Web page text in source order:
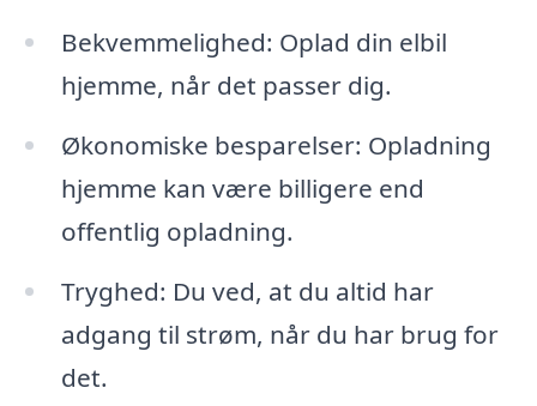
Bekvemmelighed: Oplad din elbil
hjemme, når det passer dig.
Økonomiske besparelser: Opladning
hjemme kan være billigere end
offentlig opladning.
Tryghed: Du ved, at du altid har
adgang til strøm, når du har brug for
det.